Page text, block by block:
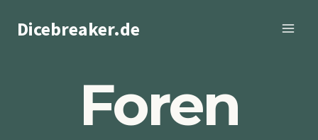
InhaltDicebreaker.de
Foren